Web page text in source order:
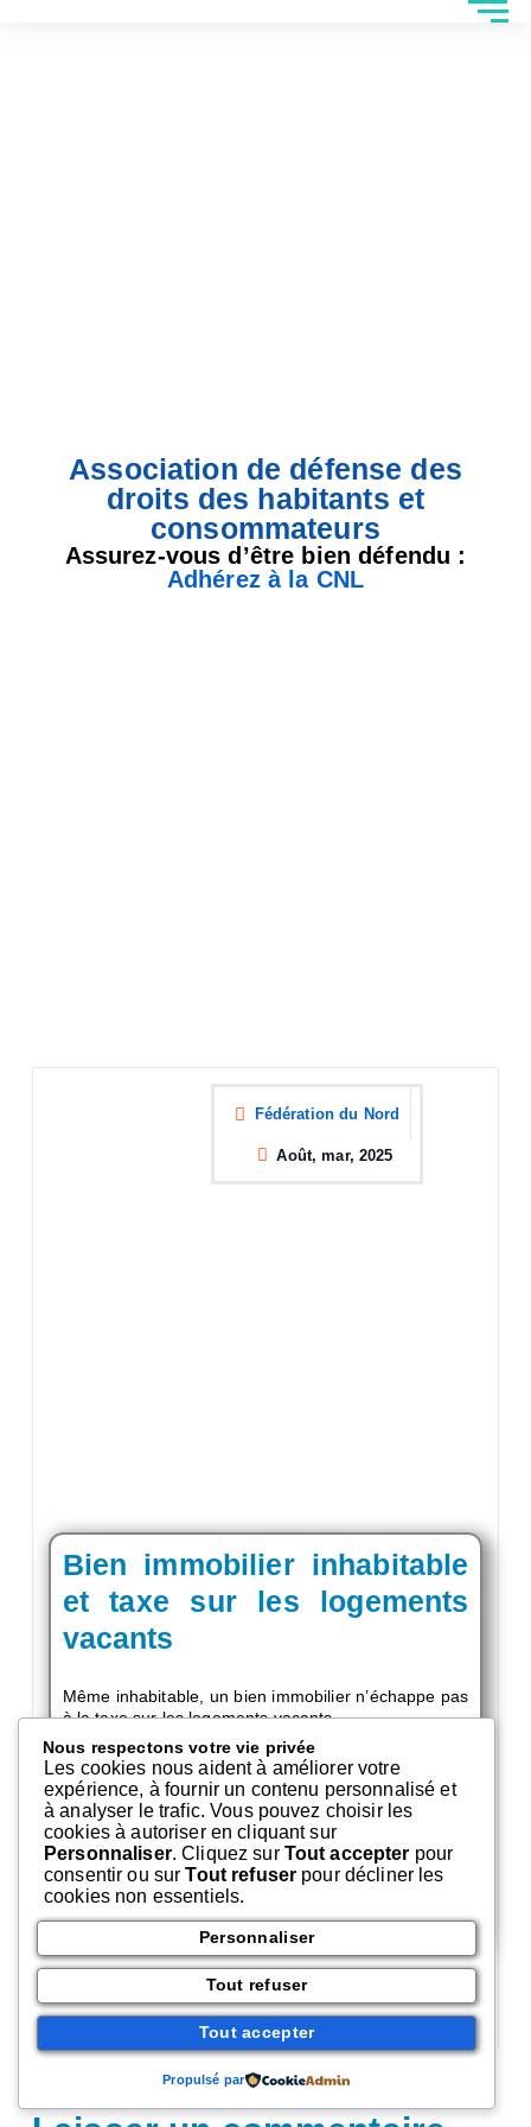
Association de défense des
droits des habitants et
consommateurs
Assurez-vous d’être bien défendu :
Adhérez à la CNL
Fédération du Nord
Août, mar, 2025
Bien immobilier inhabitable
et taxe sur les logements
vacants
Même inhabitable, un bien immobilier n’échappe pas
à la taxe sur les logements vacants.
Le Conseil d’Etat vient de le confirmer.
Si vous ou une connaissance, bénéficiez d’un tel
bien (héritage…), renseignez-vous pour modifier ce
risque:
rénover, déconstruire, vendre, si un particulier ou
une institution/entreprise en serait intéressé.
Comments 0
Nous respectons votre vie privée
Les cookies nous aident à améliorer votre
expérience, à fournir un contenu personnalisé et
à analyser le trafic. Vous pouvez choisir les
cookies à autoriser en cliquant sur
Personnaliser. Cliquez sur Tout accepter pour
consentir ou surTout refuser pour décliner les
cookies non essentiels.
Personnaliser
Tout refuser
Tout accepter
Propulsé par